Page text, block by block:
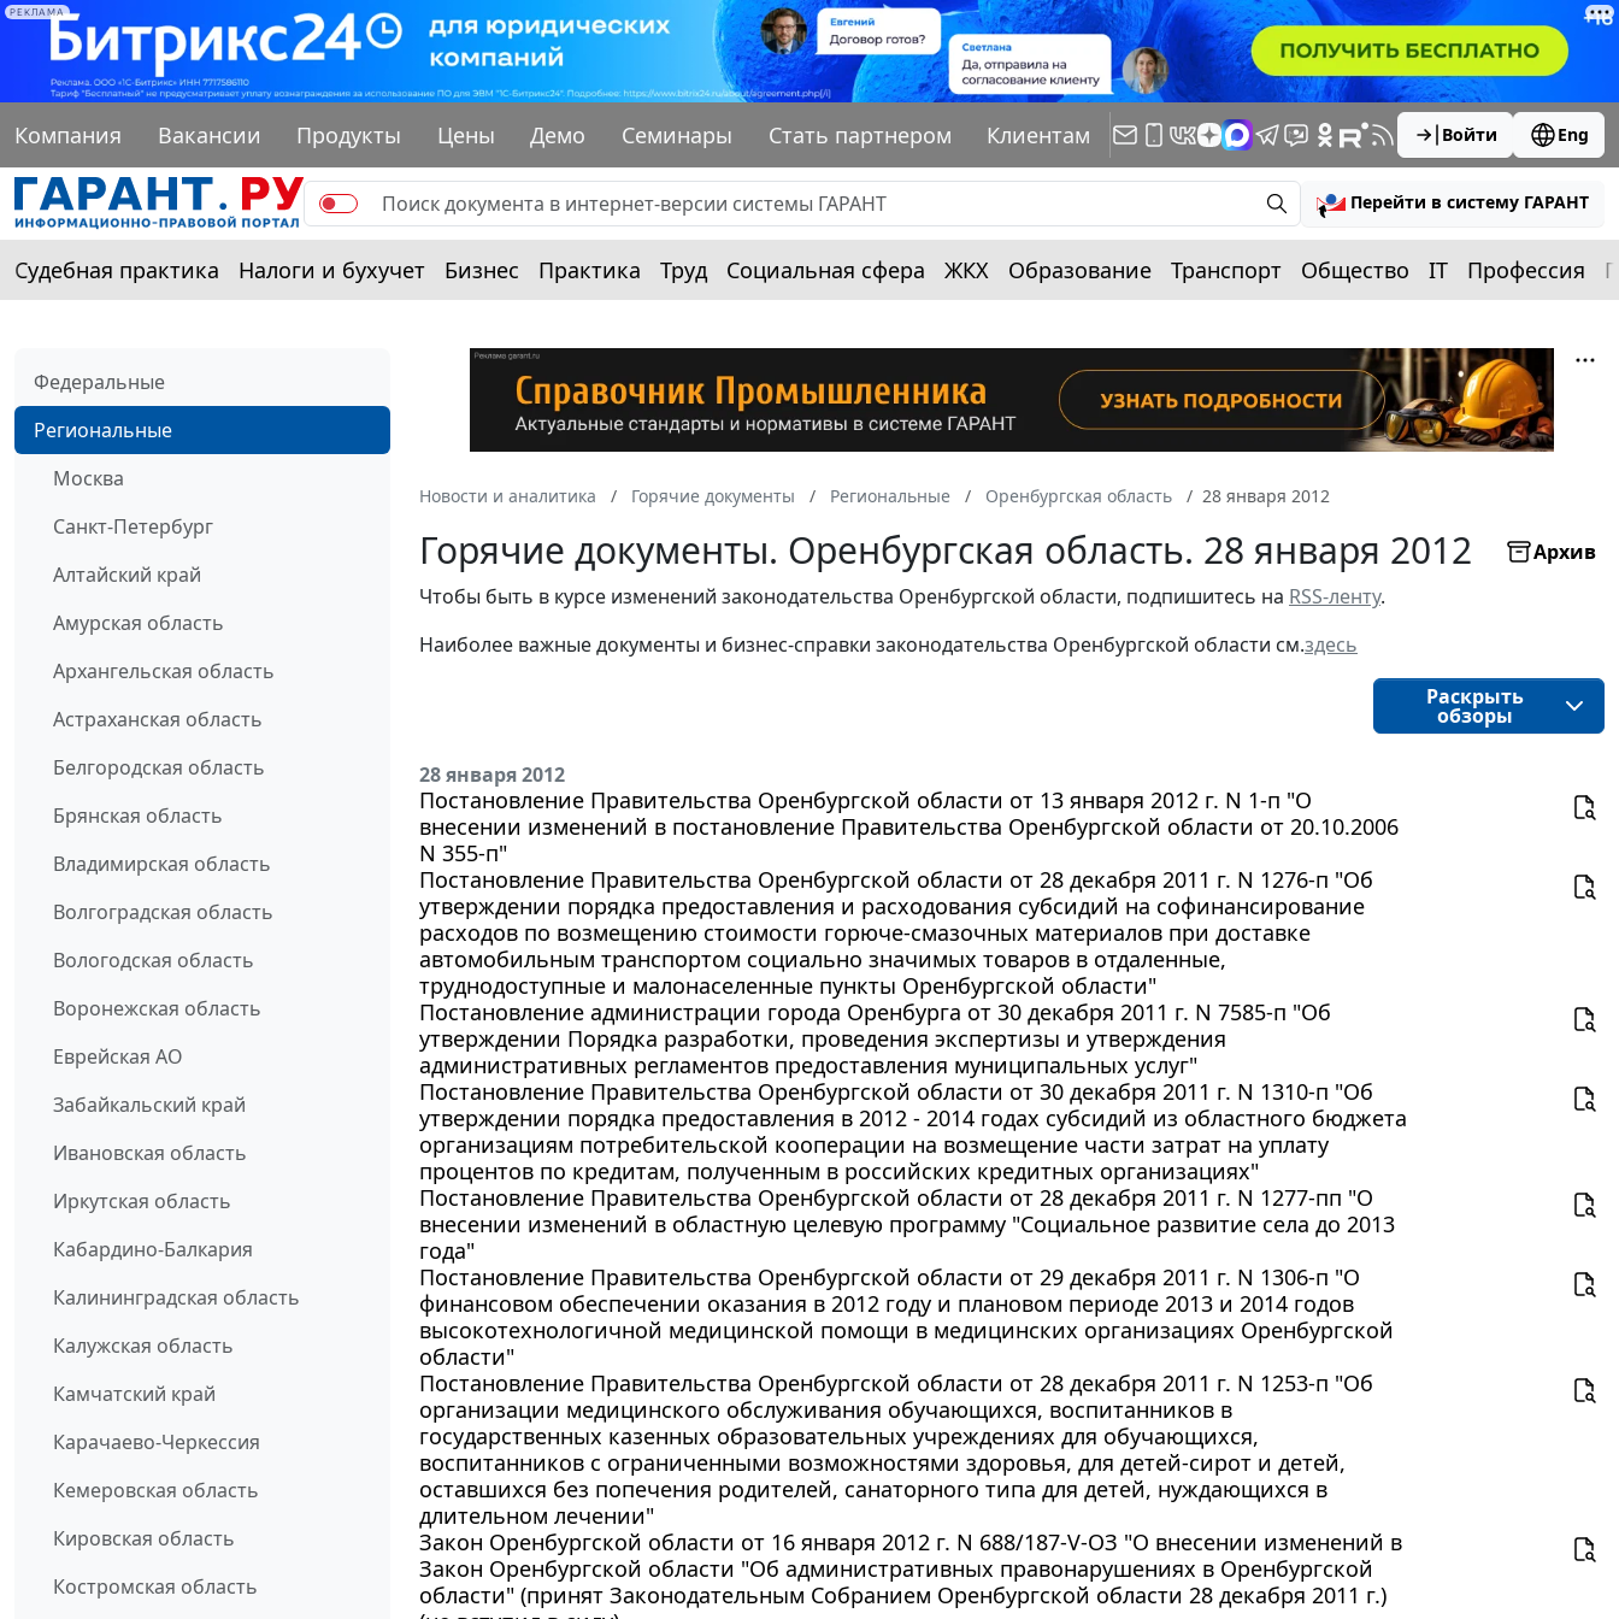
РЕКЛАМА
Компания Вакансии Продукты Цены Демо Семинары Стать партнером Клиентам Войти Eng
Перейти в систему ГАРАНТ
Судебная практика Налоги и бухучет Бизнес Практика Труд Социальная сфера ЖКХ Образование Транспорт Общество IT Профессия
Федеральные
Региональные
Москва
Санкт-Петербург
Алтайский край
Амурская область
Архангельская область
Астраханская область
Белгородская область
Брянская область
Владимирская область
Волгоградская область
Вологодская область
Воронежская область
Еврейская АО
Забайкальский край
Ивановская область
Иркутская область
Кабардино-Балкария
Калининградская область
Калужская область
Камчатский край
Карачаево-Черкессия
Кемеровская область
Кировская область
Костромская область
Новости и аналитика Горячие документы Региональные Оренбургская область 28 января 2012
Горячие документы. Оренбургская область. 28 января 2012
Архив
Чтобы быть в курсе изменений законодательства Оренбургской области, подпишитесь на RSS-ленту.
Наиболее важные документы и бизнес-справки законодательства Оренбургской области см.здесь
Раскрыть
обзоры
28 января 2012
Постановление Правительства Оренбургской области от 13 января 2012 г. N 1-п "О
внесении изменений в постановление Правительства Оренбургской области от 20.10.2006
N 355-п"
Постановление Правительства Оренбургской области от 28 декабря 2011 г. N 1276-п "Об
утверждении порядка предоставления и расходования субсидий на софинансирование
расходов по возмещению стоимости горюче-смазочных материалов при доставке
автомобильным транспортом социально значимых товаров в отдаленные,
труднодоступные и малонаселенные пункты Оренбургской области"
Постановление администрации города Оренбурга от 30 декабря 2011 г. N 7585-п "Об
утверждении Порядка разработки, проведения экспертизы и утверждения
административных регламентов предоставления муниципальных услуг"
Постановление Правительства Оренбургской области от 30 декабря 2011 г. N 1310-п "Об
утверждении порядка предоставления в 2012 - 2014 годах субсидий из областного бюджета
организациям потребительской кооперации на возмещение части затрат на уплату
процентов по кредитам, полученным в российских кредитных организациях"
Постановление Правительства Оренбургской области от 28 декабря 2011 г. N 1277-пп "О
внесении изменений в областную целевую программу "Социальное развитие села до 2013
года"
Постановление Правительства Оренбургской области от 29 декабря 2011 г. N 1306-п "О
финансовом обеспечении оказания в 2012 году и плановом периоде 2013 и 2014 годов
высокотехнологичной медицинской помощи в медицинских организациях Оренбургской
области"
Постановление Правительства Оренбургской области от 28 декабря 2011 г. N 1253-п "Об
организации медицинского обслуживания обучающихся, воспитанников в
государственных казенных образовательных учреждениях для обучающихся,
воспитанников с ограниченными возможностями здоровья, для детей-сирот и детей,
оставшихся без попечения родителей, санаторного типа для детей, нуждающихся в
длительном лечении"
Закон Оренбургской области от 16 января 2012 г. N 688/187-V-ОЗ "О внесении изменений в
Закон Оренбургской области "Об административных правонарушениях в Оренбургской
области" (принят Законодательным Собранием Оренбургской области 28 декабря 2011 г.)